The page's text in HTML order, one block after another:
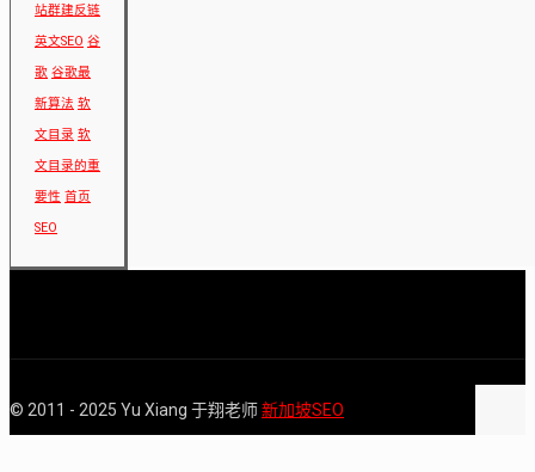
站群建反链
英文SEO 谷
歌 谷歌最
新算法 软
文目录 软
文目录的重
要性 首页
SEO
© 2011 - 2025 Yu Xiang 于翔老师新加坡SEO